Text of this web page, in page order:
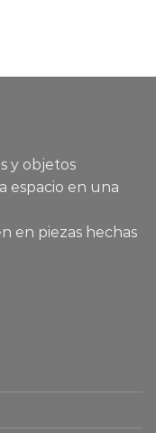
y objetos
espacio en una
en piezas hechas